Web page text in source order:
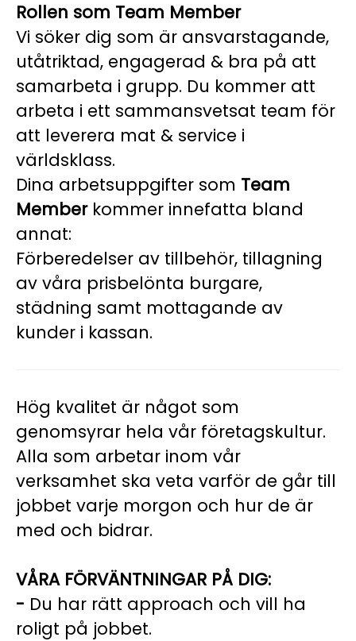
Rollen som Team Member
Vi söker dig som är ansvarstagande,
utåtriktad, engagerad & bra på att
samarbeta i grupp. Du kommer att
arbeta i ett sammansvetsat team för
att leverera mat & service i
världsklass.
Dina arbetsuppgifter som Team
Memberkommer innefatta bland
annat:
Förberedelser av tillbehör, tillagning
av våra prisbelönta burgare,
städning samt mottagande av
kunder i kassan.
Hög kvalitet är något som
genomsyrar hela vår företagskultur.
Alla som arbetar inom vår
verksamhet ska veta varför de går till
jobbet varje morgon och hur de är
med och bidrar.
VÅRA FÖRVÄNTNINGAR PÅ DIG:
- Du har rätt approach och vill ha
roligt på jobbet.